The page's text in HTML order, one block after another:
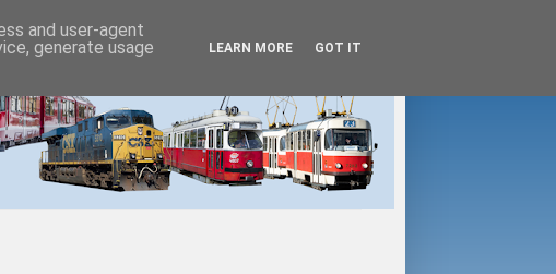
and user-agent
generate usage
LEARN MORE GOT IT